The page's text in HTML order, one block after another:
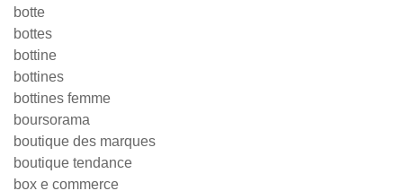
botte
bottes
bottine
bottines
bottines femme
boursorama
boutique des marques
boutique tendance
box e commerce